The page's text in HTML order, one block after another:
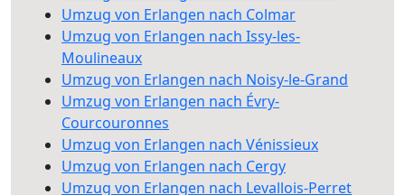
Umzug von Erlangen nach Colmar
Umzug von Erlangen nach Issy-les-
Moulineaux
Umzug von Erlangen nach Noisy-le-Grand
Umzug von Erlangen nach Évry-
Courcouronnes
Umzug von Erlangen nach Vénissieux
Umzug von Erlangen nach Cergy
Umzug von Erlangen nach Levallois-Perret